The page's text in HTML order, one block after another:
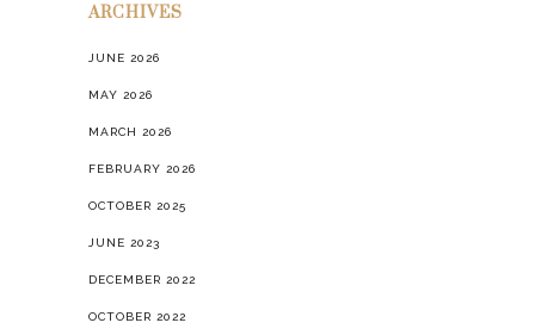
ARCHIVES
JUNE 2026
MAY 2026
MARCH 2026
FEBRUARY 2026
OCTOBER 2025
JUNE 2023
DECEMBER 2022
OCTOBER 2022